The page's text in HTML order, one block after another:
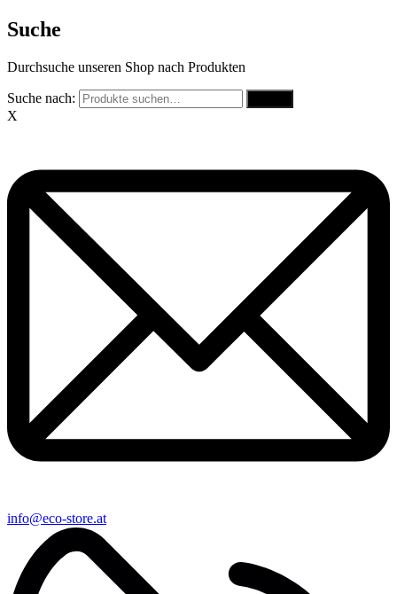
Suche
Durchsuche unseren Shop nach Produkten
Suche nach:
X
info@eco-store.at